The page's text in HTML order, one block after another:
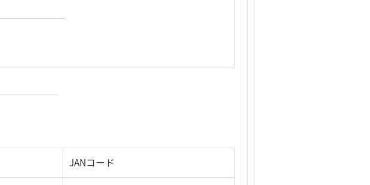
JANコード